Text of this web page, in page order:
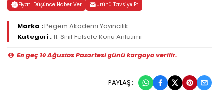
Fiyatı Düşünce Haber Ver Ürünü Tavsiye Et
Marka :Pegem Akademi Yayıncılık
Kategori :11. Sınıf Felsefe Konu Anlatımı
En geç 10 Ağustos Pazartesi günü kargoya verilir.
PAYLAŞ :